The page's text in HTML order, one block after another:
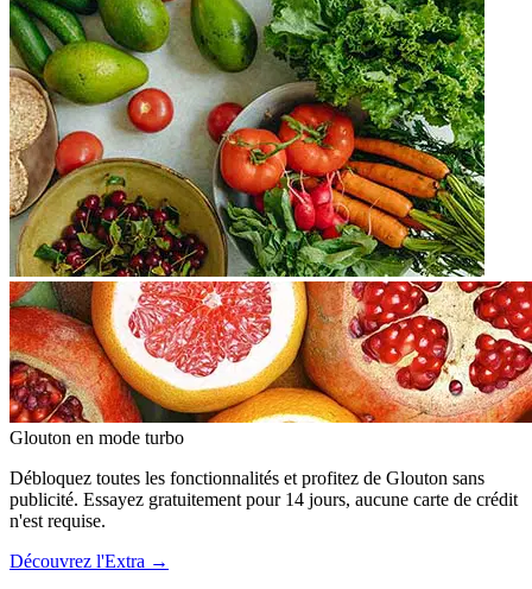
Glouton en mode turbo
Débloquez toutes les fonctionnalités et profitez de Glouton sans
publicité. Essayez gratuitement pour 14 jours, aucune carte de crédit
n'est requise.
Découvrez l'Extra →